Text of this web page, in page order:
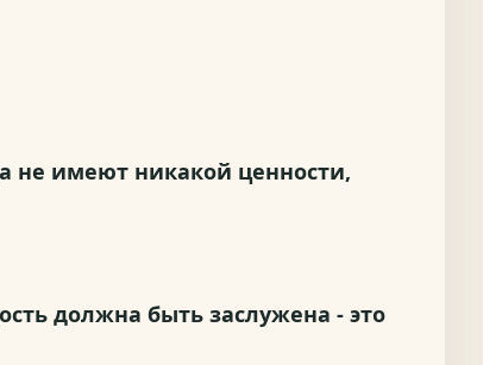
не имеют никакой ценности,
должна быть заслужена - это